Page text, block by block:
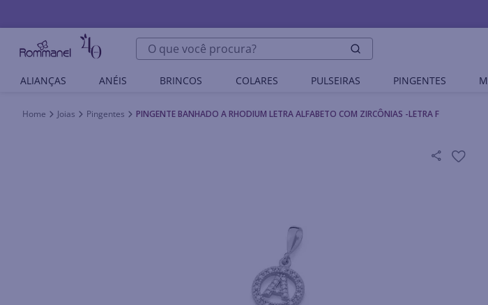
O que você procura?
ALIANÇAS ANÉIS BRINCOS COLARES PULSEIRAS PINGENTES
Joias Pingentes PINGENTE BANHADO A RHODIUM LETRA ALFABETO COM ZIRCÔNIAS -LETRA F